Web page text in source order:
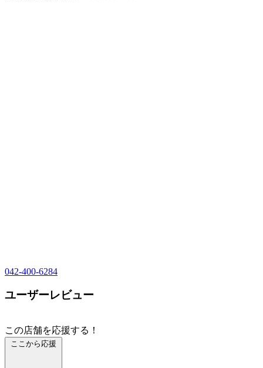
042-400-6284
ユーザーレビュー
この店舗を応援する！
ここから応援